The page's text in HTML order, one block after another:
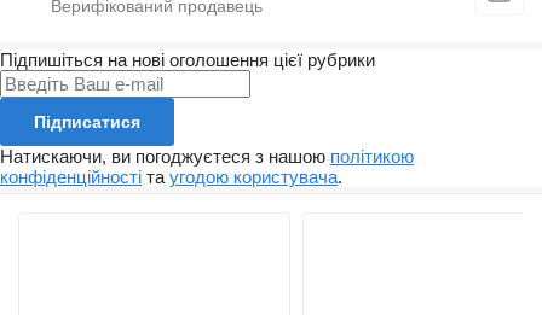
Підпишіться на нові оголошення цієї рубрики
Підписатися
Натискаючи, ви погоджуєтеся з нашою політикою
конфіденційності та угодою користувача.